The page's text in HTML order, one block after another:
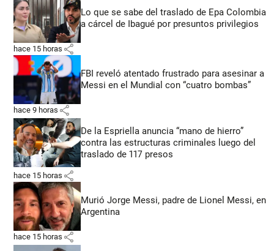
Lo que se sabe del traslado de Epa Colombia
a cárcel de Ibagué por presuntos privilegios
hace 15 horas share
FBI reveló atentado frustrado para asesinar a
Messi en el Mundial con “cuatro bombas”
hace 9 horas share
De la Espriella anuncia “mano de hierro”
contra las estructuras criminales luego del
traslado de 117 presos
hace 15 horas share
Murió Jorge Messi, padre de Lionel Messi, en
Argentina
hace 15 horas share